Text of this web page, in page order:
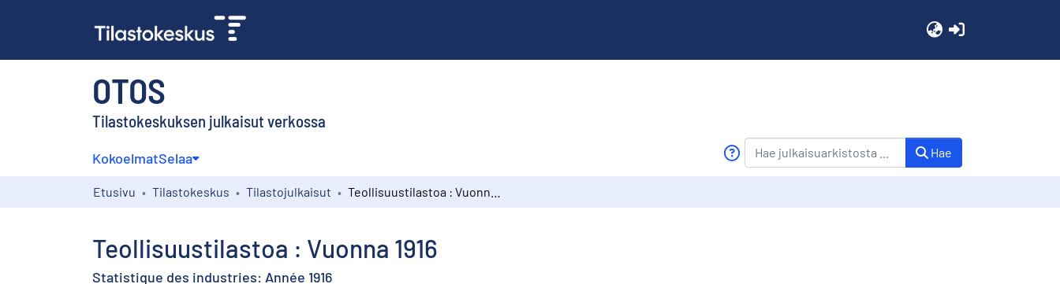
OTOS
Tilastokeskuksen julkaisut verkossa
KokoelmatSelaa Hae
Etusivu Tilastokeskus Tilastojulkaisut
Teollisuustilastoa : Vuonna 1916
Statistique des industries: Année 1916